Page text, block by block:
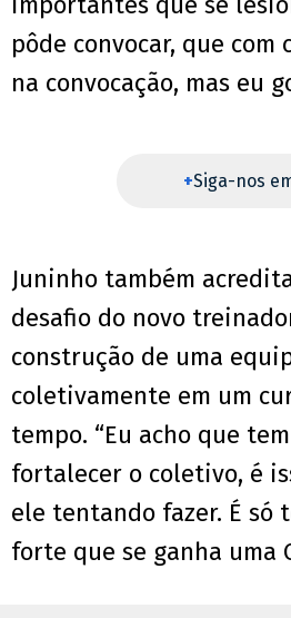
pôde convocar, que com
na convocação, mas eu
+Siga-nos
Juninho também
desafio do novo
construção de uma
coletivamente em um
tempo. “Eu acho que
fortalecer o coletivo, é
ele tentando fazer. É só
forte que se ganha uma